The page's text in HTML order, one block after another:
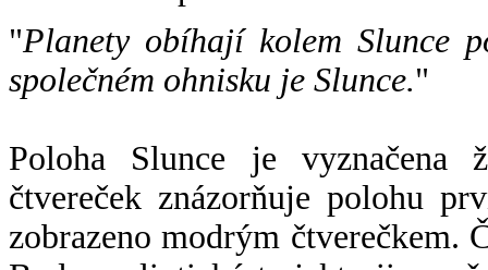
"Planety obíhají kolem Slunce
společném ohnisku je Slunce."
Poloha Slunce je vyznačena
čtvereček znázorňuje polohu
zobrazeno modrým čtverečkem.